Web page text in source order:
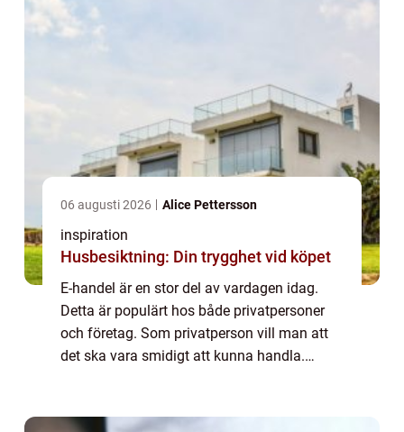
06 augusti 2026 Alice Pettersson
inspiration
Husbesiktning: Din trygghet vid köpet
E-handel är en stor del av vardagen idag.
Detta är populärt hos både privatpersoner
och företag. Som privatperson vill man att
det ska vara smidigt att kunna handla.